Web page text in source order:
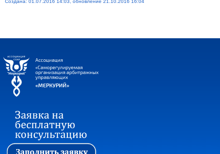
Создана: 01.07.2016 14:03, обновление 21.10.2016 16:04